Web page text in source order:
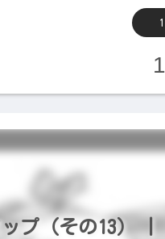
プ（その13） |